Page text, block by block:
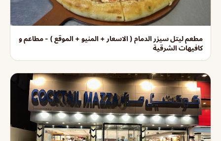
مطعم ليتل سيزر الدمام ( الاسعار + المنيو + الموقع ) - مطاعم و
كافيهات الشرقية